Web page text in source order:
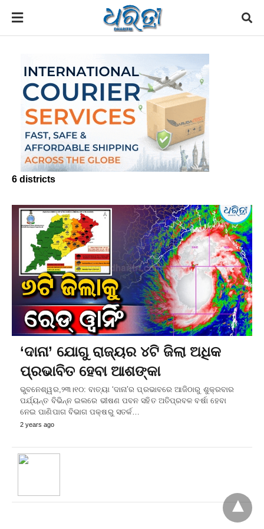
6 districts
‘ଦାନା’ ଯୋଗୁ ରାଜ୍ୟର ୪ଟି ଜିଲା ଅଧିକ
ପ୍ରଭାବିତ ହେବା ଆଶଙ୍କା
ଭୁବନେଶ୍ୱର,୨୩।୧୦: ବାତ୍ୟା ‘ଦାନା’ର ପ୍ରଭାବରେ ଆଜିଠାରୁ ଶୁକ୍ରବାର
ପର୍ଯ୍ୟନ୍ତ ବିଭିନ୍ନ ଇଲରେ ଭୀଷଣ ପବନ ସହିତ ଅତିପ୍ରବଳ ବର୍ଷା ହେବା
ନେଇ ପାଣିପାଗ ବିଭାଗ ପକ୍ଷରୁ ସତର୍କ…
2 years ago